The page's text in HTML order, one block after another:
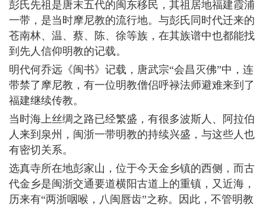
彭氏先祖是唐末五代的闽东移民，其祖居地福建霞浦
一带，是当时摩尼教的流行地。与彭氏同时代迁来的
苍南林、温、蔡、陈、徐等族，在其族谱中也都能找
到先人信仰明教的记载。
明代何乔远《闽书》记载，唐武宗“会昌灭佛”中，连
带禁了摩尼教，有一位明教僧侣呼禄法师避难来到了
福建继续传教。
当时海上丝绸之路已经繁盛，有很多波斯人、阿拉伯
人来到泉州，闽浙一带明教的持续兴盛，与这些人也
有密切关系。
选真寺所在地彭家山，位于今天金乡镇的西侧，而古
代金乡是闽浙交通要道横阳古道上的重镇，又近海，
历来有“两浙咽喉，八闽唇齿”之称。因此，不管明教